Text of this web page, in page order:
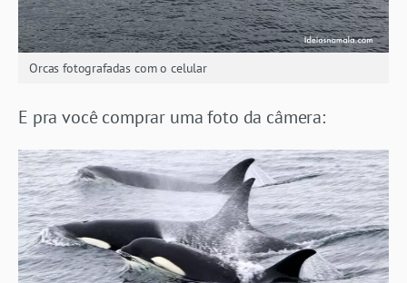
Orcas fotografadas com o celular
E pra você comprar uma foto da câmera: